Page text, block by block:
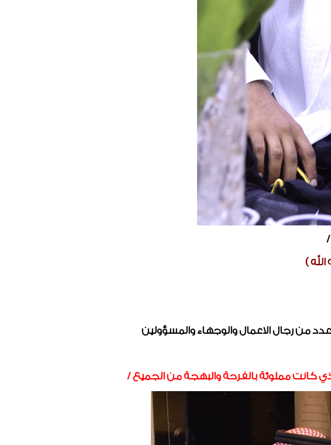
/
)
من رجال الاعمال والوجهاء والمسؤولين